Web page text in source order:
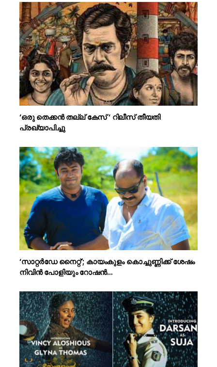
‘ഒരു തെക്കൻ തല്ല് കേസ് ‘ റിലീസ് തീയതി
പ്രഖ്യാപിച്ചു
‘സാറ്റർഡേ നൈറ്റ്’; കായംകുളം കൊച്ചുണ്ണിക്ക് ശേഷം
നിവിൻ പോളിയും റോഷൻ…